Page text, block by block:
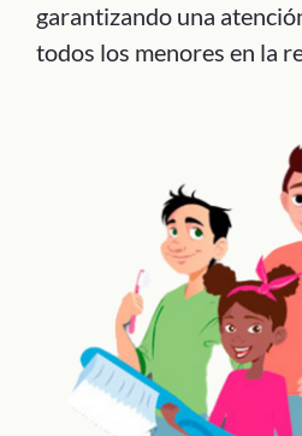
garantizando una
todos los menores en la